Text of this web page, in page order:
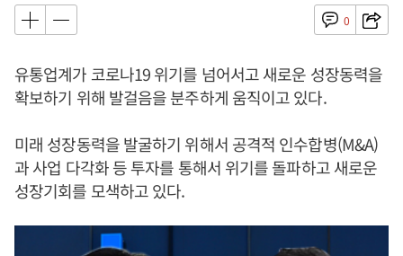
0
유통업계가 코로나19 위기를 넘어서고 새로운 성장동력을
확보하기 위해 발걸음을 분주하게 움직이고 있다.
미래 성장동력을 발굴하기 위해서 공격적 인수합병(M&A)
과 사업 다각화 등 투자를 통해서 위기를 돌파하고 새로운
성장기회를 모색하고 있다.